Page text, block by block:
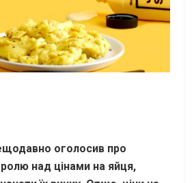
оголосив про
над цінами на яйця,